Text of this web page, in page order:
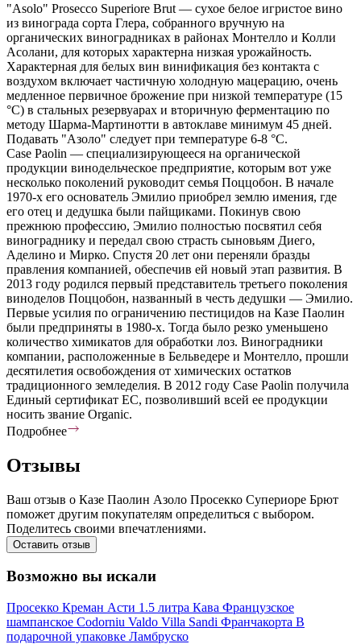
"Asolo" Prosecco Superiore Brut — сухое белое игристое вино
из винограда сорта Глера, собранного вручную на
органических виноградниках в районах Монтелло и Колли
Асолани, для которых характерна низкая урожайность.
Характерная для белых вин винификация без контакта с
воздухом включает частичную холодную мацерацию, очень
медленное первичное брожение при низкой температуре (15
°С) в стальных резервуарах и вторичную ферментацию по
методу Шарма-Мартинотти в автоклаве минимум 45 дней.
Подавать "Азоло" следует при температуре 6-8 °С.
Case Paolin — специализирующееся на органической
продукции винодельческое предприятие, которым вот уже
несколько поколений руководит семья Поццобон. В начале
1970-х его основатель Эмилио приобрел землю имения, где
его отец и дедушка были пайщиками. Покинув свою
прежнюю профессию, Эмилио полностью посвятил себя
винограднику и передал свою страсть сыновьям Диего,
Аделино и Мирко. Спустя 20 лет они переняли бразды
правления компанией, обеспечив ей новый этап развития. В
2013 году родился первый представитель третьего поколения
виноделов Поццобон, названный в честь дедушки — Эмилио.
Первые усилия по ограничению пестицидов на Казе Паолин
были предприняты в 1980-х. Тогда было резко уменьшено
количество химикатов для обработки лоз. Виноградники
компании, расположенные в Бельведере и Монтелло, прошли
десятилетия освобождения от химических остатков
традиционного земледелия. В 2012 году Case Paolin получила
Единый сертификат ЕС, позволивший всей ее продукции
носить звание Organic.
Подробнее
Отзывы
Ваш отзыв о Казе Паолин Азоло Просекко Супериоре Брют
поможет другим покупателям определиться с выбором.
Поделитесь своими впечатлениями.
Оставить отзыв
Возможно вы искали
Просекко Креман Асти 1.5 литра Кава Французское
шампанское Codorniu Valdo Villa Sandi Франчакорта В
подарочной упаковке Ламбруско